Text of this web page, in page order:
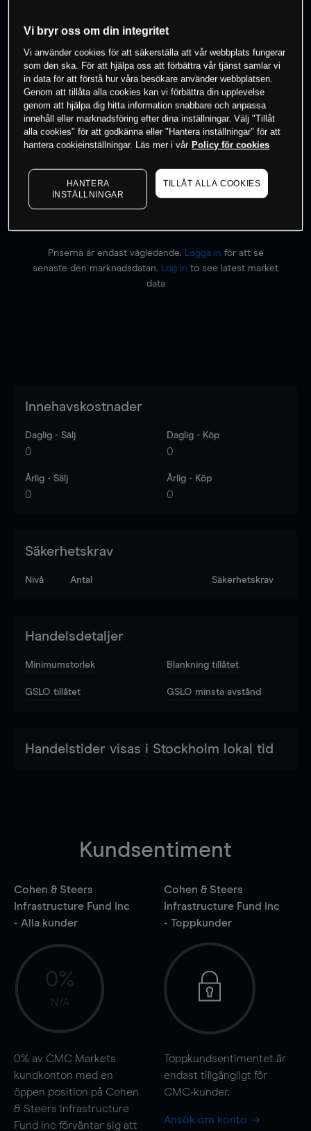
- -
0% av kunderna har enposition i detta
instrument
Priserna är endast vägledande. Logga in för att se
senaste den marknadsdatan.
Log in to see latest market
data
Innehavskostnader
Daglig - Sälj
0
Daglig - Köp
0
Årlig - Sälj
0
Årlig - Köp
0
Säkerhetskrav
Nivå Antal Säkerhetskrav
Handelsdetaljer
Minimumstorlek Blankning tillåtet
GSLO tillåtet GSLO minsta avstånd
Handelstider visas i Stockholm lokal tid
Kundsentiment
Cohen & Steers
Infrastructure Fund Inc
- Alla kunder
0%
N/A
0% av CMC Markets
kundkonton med en
öppen position på Cohen
& Steers Infrastructure
Fund Inc förväntar sig att
Cohen & Steers
Infrastructure Fund Inc
- Toppkunder
Toppkundsentimentet är
endast tillgängligt för
CMC-kunder.
Ansök om konto
Vi bryr oss om din integritet
Vi använder cookies för att säkerställa att vår webbplats fungerar
som den ska. För att hjälpa oss att förbättra vår tjänst samlar vi
in data för att förstå hur våra besökare använder webbplatsen.
Genom att tillåta alla cookies kan vi förbättra din upplevelse
genom att hjälpa dig hitta information snabbare och anpassa
innehåll eller marknadsföring efter dina inställningar. Välj "Tillåt
alla cookies" för att godkänna eller "Hantera inställningar" för att
hantera cookieinställningar. Läs mer i vår Policy för cookies
HANTERA
INSTÄLLNINGAR
TILLÅT ALLA COOKIES